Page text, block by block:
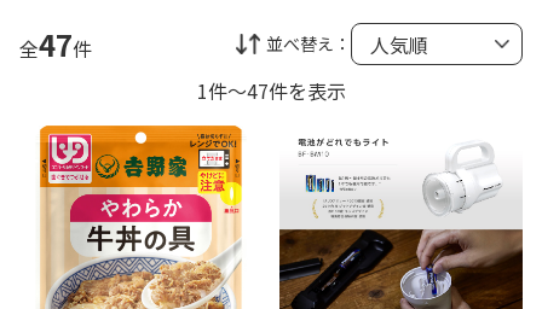
全47件 並べ替え：
1件～47件を表示